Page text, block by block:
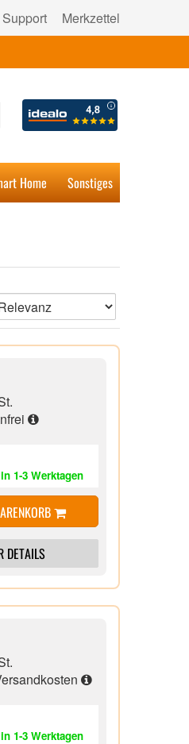
Merkzettel
Home Sonstiges
1-3 Werktagen
DETAILS
1-3 Werktagen